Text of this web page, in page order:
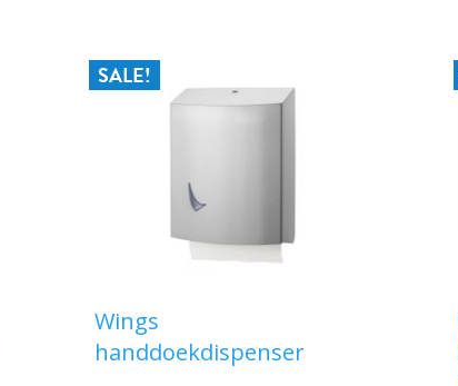
SALE!
Wings
handdoekdispenser